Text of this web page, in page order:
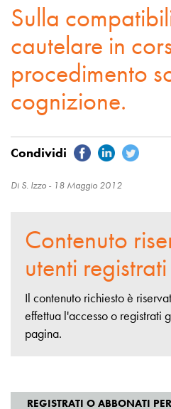
Sulla
cautelare in
procedimento
cognizione.
Di S. Izzo - 18 Maggio 2012
Contenuto
utenti registrati
Il contenuto richiesto è
effettua l'accesso o registrati
pagina.